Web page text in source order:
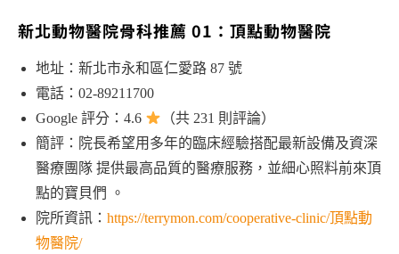
新北動物醫院骨科推薦 01：頂點動物醫院
地址：新北市永和區仁愛路 87 號
電話：02-89211700
Google 評分：4.6
（共 231 則評論）
簡評：院長希望用多年的臨床經驗搭配最新設備及資深
醫療團隊 提供最高品質的醫療服務，並細心照料前來頂
點的寶貝們 。
院所資訊： https://terrymon.com/cooperative-clinic/頂點動
物醫院/